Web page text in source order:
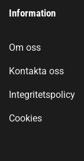
Information
Om oss
Kontakta oss
Integritetspolicy
Cookies